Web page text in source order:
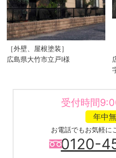
［外壁、屋根塗装］
広島県大竹市立戸I様
受付時間
年中
お電話でもお気軽に
0120-